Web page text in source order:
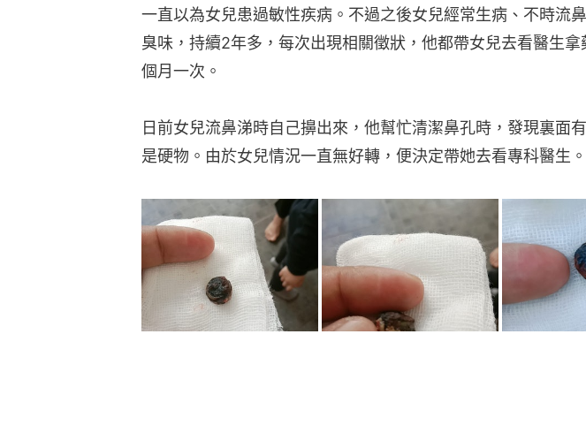
一直以為女兒患過敏性疾病。不過之後女兒經常生病、不時流
臭味，持續2年多，每次出現相關徵狀，他都帶女兒去看醫生拿
個月一次。
日前女兒流鼻涕時自己擤出來，他幫忙清潔鼻孔時，發現裏面
是硬物。由於女兒情況一直無好轉，便決定帶她去看專科醫生。